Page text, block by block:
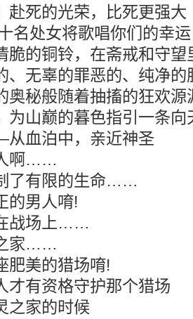
赴死的光荣，比死更强大
名处女将歌唱你们的幸运
脆的铜铃，在斋戒和守望
、无辜的罪恶的、纯净的
奥秘般随着抽搐的狂欢源
为山巅的暮色指引一条向
血泊中，亲近神圣
啊……
了有限的生命……
的男人唷!
战场上……
家……
肥美的猎场唷!
才有资格守护那个猎场
之家的时候